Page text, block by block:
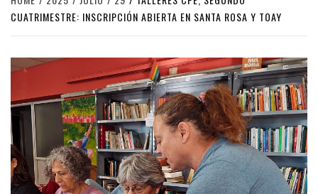
CUATRIMESTRE: INSCRIPCIÓN ABIERTA EN SANTA ROSA Y TOAY